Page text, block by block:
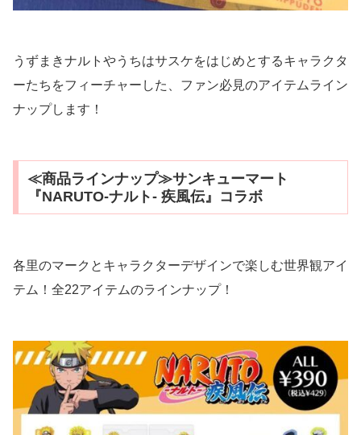
うずまきナルトやうちはサスケをはじめとするキャラクタ
ーたちをフィーチャーした、ファン必見のアイテムライン
ナップします！
≪商品ラインナップ≫サンキューマート
『NARUTO-ナルト- 疾風伝』コラボ
各里のマークとキャラクターデザインで楽しむ世界観アイ
テム！全22アイテムのラインナップ！